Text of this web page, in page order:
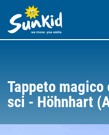
Tappeto
sci - Höhnhart